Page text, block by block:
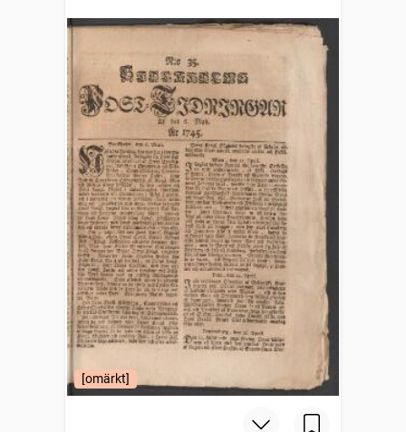
[omärkt]